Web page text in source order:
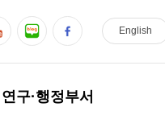
연구·행정부서
English